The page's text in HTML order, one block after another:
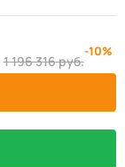
1 196 316руб.
-10%